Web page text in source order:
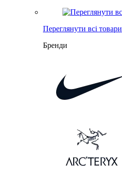
Переглянути всі товари
Бренди